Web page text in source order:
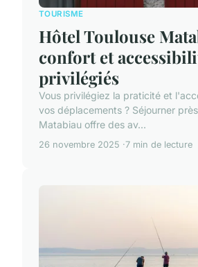
TOURISME
Hôtel Toulouse
confort et
privilégiés
Vous privilégiez la praticité et
vos déplacements ? Séjourner
Matabiau offre des av...
26 novembre 2025 7 min de lecture